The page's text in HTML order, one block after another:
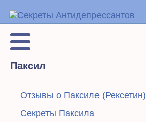
Паксил
Отзывы о Паксиле (Рексетин)
Секреты Паксила